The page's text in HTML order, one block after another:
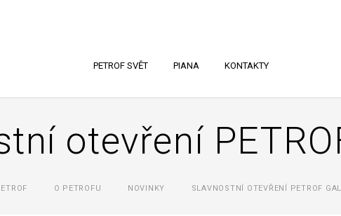
PETROF SVĚT PIANA KONTAKTY
otevření
O PETROFU NOVINKY SLAVNOSTNÍ OTEVŘENÍ PETROF